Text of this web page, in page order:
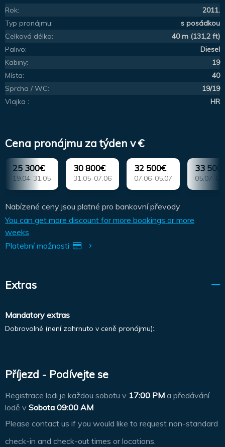
Rok:
2011.
Typ pronájmu:
s posádkou
Celková délka:
40 m (131,2 ft)
Palivo:
Diesel
Kabiny:
19
Místa:
40
Sprcha / WC:
19/19
Vlajka :
HR
Cena pronájmu za týden v €
25 300€
19.04-31.05
30 800€
31.05-07.06
32 500€
07.06-05.07
33
05.07-
Nabízené ceny jsou platné pro bankovní převody
You can get more discount for more bookings or more
weeks
Platební možnosti
Extras
Mandatory extras
Dobrovolné (není zahrnuto v ceně pronájmu):.
Příjezd - Podívejte se
Registrace lodi je každou sobotu v 17:00 PM a předávání
lodě v Sobota 09:00 AM
Please contact us if you would like to request non-standard
check-in and check-out times or locations.